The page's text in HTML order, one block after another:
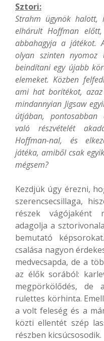
Sztori:
Strahm ügynök halott,
elhárult Hoffman
abbahagyja a játékot.
olyan szinten nyomoz
beindítani egy újabb
elemeket. Közben
ami hat borítékot,
mindannyian Jigsaw
útjában, pontosabban
való részvételét
Hoffman-nal, és
játéka, amiből csak
mégsem?
Kezdjük úgy érezni,
szerencsecsillaga,
részek vágójaként
adagolja a
bemutató
csalása nagyon
medvecsapda, de a
az élők sorából:
megpörkölődés,
rulettes körhinta.
a volt feleség és a
közti ellentét szép
részben kicsúcsosodik.